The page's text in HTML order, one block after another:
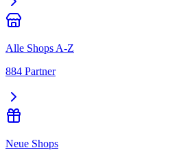
Alle Shops A-Z
884 Partner
Neue Shops